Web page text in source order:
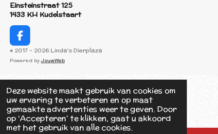
Deze website maakt gebruik van cookies om
uw ervaring te verbeteren en op maat
gemaakte advertenties weer te geven. Door
op ‘Accepteren’ te klikken, gaat u akkoord
met het gebruik van alle cookies.
Einsteinstraat 125
1433 KH Kudelstaart
F
a
c
o
k
© 2017 - 2026 Linda's Dierplaza
Powered by JouwWeb